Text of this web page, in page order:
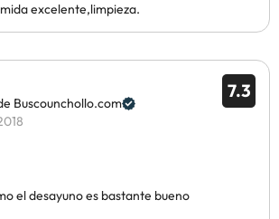
excelente,limpieza.
7.3
Buscounchollo.com
el desayuno es bastante bueno